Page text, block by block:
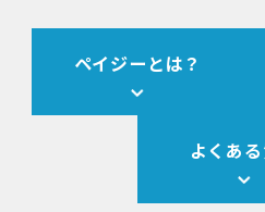
ペイジーとは？
よくあ